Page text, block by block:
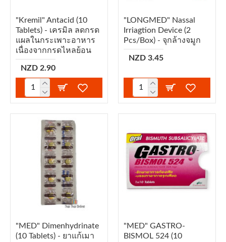
"Kremil" Antacid (10
Tablets) - เครมิล ลดกรด
แผลในกระเพาะอาหาร
เนื่องจากกรดไหลย้อน
NZD 2.90
"LONGMED" Nassal
Irriagtion Device (2
Pcs/box) - จุกล้างจมูก
NZD 3.45
"MED" Dimenhydrinate
(10 Tablets) - ยาแก้เมา
"MED" GASTRO-
BISMOL 524 (10